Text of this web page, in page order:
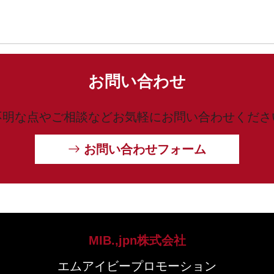
お問い合わせ
な点やご相談などお気軽にお問い合わせくだ
お問い合わせフォーム
MIB.,jpn株式会社
エムアイビープロモーション